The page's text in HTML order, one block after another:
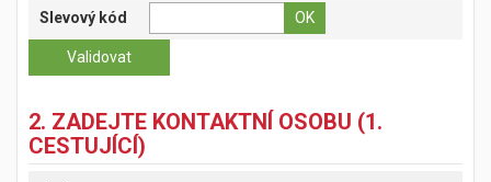
Slevový kód
2. ZADEJTE KONTAKTNÍ OSOBU (1.
CESTUJÍCÍ)